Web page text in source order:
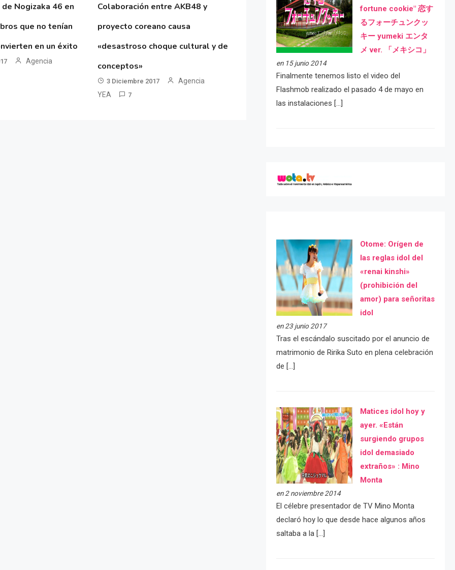
Nogizaka 46 en
que no tenían
en un éxito
Agencia
Colaboración entre AKB48 y
proyecto coreano causa
«desastroso choque cultural y de
conceptos»
3 Diciembre 2017
Agencia
YEA
7
fortune cookie" 恋す
るフォーチュンクッ
キー yumeki エンタ
メ ver. 「メキシコ」
en 15 junio 2014
Finalmente tenemos listo el video del
Flashmob realizado el pasado 4 de mayo en
las instalaciones […]
Otome: Orígen de
las reglas idol del
«renai kinshi»
(prohibición del
amor) para señoritas
idol
en 23 junio 2017
Tras el escándalo suscitado por el anuncio de
matrimonio de Ririka Suto en plena celebración
de […]
Matices idol hoy y
ayer. «Están
surgiendo grupos
idol demasiado
extraños» : Mino
Monta
en 2 noviembre 2014
El célebre presentador de TV Mino Monta
declaró hoy lo que desde hace algunos años
saltaba a la […]